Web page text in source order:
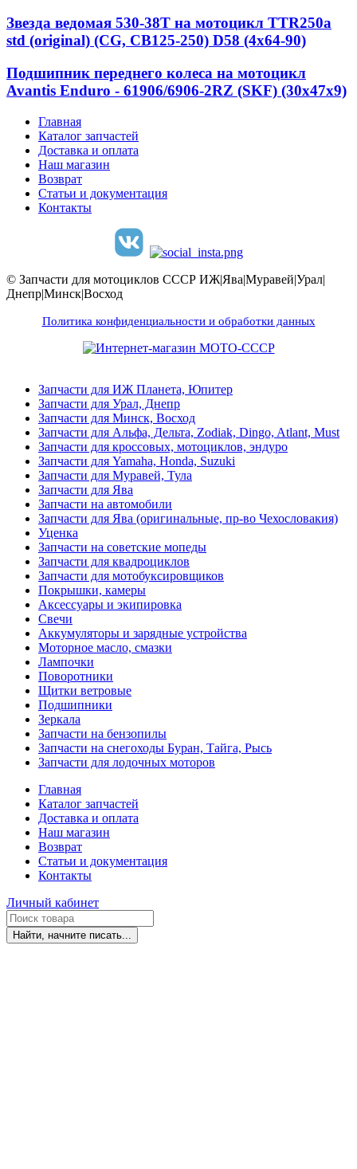
Звезда ведомая 530-38T на мотоцикл TTR250a
std (original) (CG, CB125-250) D58 (4x64-90)
Подшипник переднего колеса на мотоцикл
Avantis Enduro - 61906/6906-2RZ (SKF) (30x47x9)
Главная
Каталог запчастей
Доставка и оплата
Наш магазин
Возврат
Статьи и документация
Контакты
© Запчасти для мотоциклов СССР ИЖ|Ява|Муравей|Урал|
Днепр|Минск|Восход
Политика конфиденциальности и обработки данных
Запчасти для ИЖ Планета, Юпитер
Запчасти для Урал, Днепр
Запчасти для Минск, Восход
Запчасти для Альфа, Дельта, Zodiak, Dingo, Atlant, Must
Запчасти для кроссовых, мотоциклов, эндуро
Запчасти для Yamaha, Honda, Suzuki
Запчасти для Муравей, Тула
Запчасти для Ява
Запчасти на автомобили
Запчасти для Ява (оригинальные, пр-во Чехословакия)
Уценка
Запчасти на советские мопеды
Запчасти для квадроциклов
Запчасти для мотобуксировщиков
Покрышки, камеры
Аксессуары и экипировка
Свечи
Аккумуляторы и зарядные устройства
Моторное масло, смазки
Лампочки
Поворотники
Щитки ветровые
Подшипники
Зеркала
Запчасти на бензопилы
Запчасти на снегоходы Буран, Тайга, Рысь
Запчасти для лодочных моторов
Главная
Каталог запчастей
Доставка и оплата
Наш магазин
Возврат
Статьи и документация
Контакты
Личный кабинет
Найти, начните писать...